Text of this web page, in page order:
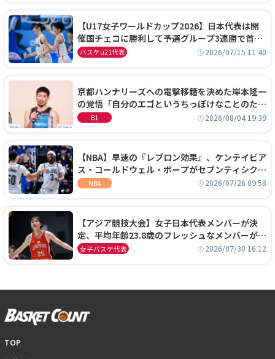
【U17女子ワールドカップ2026】日本代表は開
催国チェコに勝利して予選グループ3連勝で首位
通過！準々決勝の相手はエジプトに決定
バスケu21代表 2026/07/15 11:40
京都ハンナリーズへの電撃移籍を決めた岸本隆一
の覚悟「自分のエゴというちっぽけなことのため
に、京都に来たわけではない」
B1 2026/08/04 19:39
【NBA】早速の『レブロン効果』、ケンテイビア
ス・コールドウェル・ポープがセブンティシクサ
ーズに1年契約で加入
NBA 2026/07/26 09:58
【アジア競技大会】女子日本代表メンバーが決
定、平均年齢23.8歳のフレッシュなメンバーが日
本開催の大舞台で頂点を狙う
女子バスケ代表 2026/07/30 16:12
TOP